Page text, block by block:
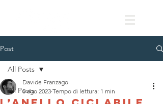
Post
All Posts
All Posts
Davide Franzago
5 ago 2023 Tempo di lettura: 1 min